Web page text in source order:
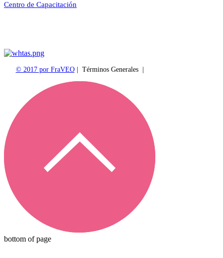
Centro de Capacitación
© 2017 por FraVEO| Términos Generales|
bottom of page